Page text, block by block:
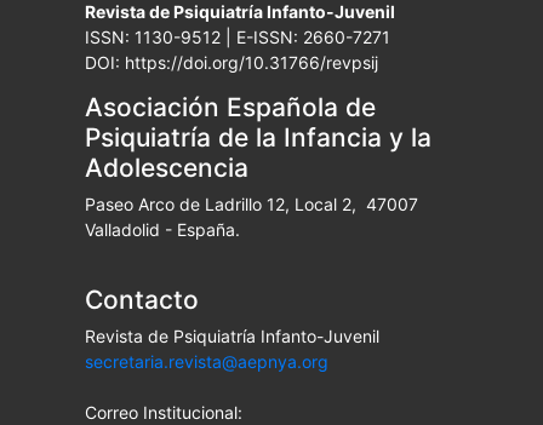
Revista de Psiquiatría Infanto-Juvenil
ISSN: 1130-9512 | E-ISSN: 2660-7271
DOI: https://doi.org/10.31766/revpsij
Asociación Española de
Psiquiatría de la Infancia y la
Adolescencia
Paseo Arco de Ladrillo 12, Local 2, 47007
Valladolid - España.
Contacto
Revista de Psiquiatría Infanto-Juvenil
secretaria.revista@aepnya.org
Correo Institucional: